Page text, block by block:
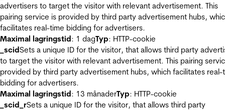
advertisers to target the visitor with relevant advertisement. This
pairing service is provided by third party advertisement hubs,
facilitates real-time bidding for advertisers.
Maximal lagringstid: 1 dagTyp: HTTP-cookie
_scidSets a unique ID for the visitor, that allows third party
to target the visitor with relevant advertisement. This pairing
provided by third party advertisement hubs, which facilitates real-
bidding for advertisers.
Maximal lagringstid: 13 månaderTyp: HTTP-cookie
_scid_rSets a unique ID for the visitor, that allows third party